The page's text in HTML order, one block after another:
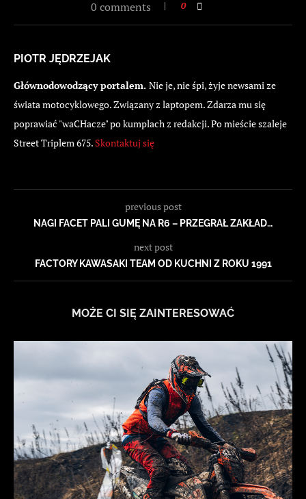
0 comments 0
PIOTR JĘDRZEJAK
Głównodowodzący portalem. Nie je, nie śpi, żyje newsami ze
świata motocyklowego. Związany z laptopem. Zdarza mu się
poprawiać "waCHacze" po kumplach z redakcji. Po mieście szaleje
Street Triplem 675. Skontaktuj się
previous post
NAGI FACET PALI GUMĘ NA R6 – PRZEGRAŁ ZAKŁAD…
next post
FACTORY KAWASAKI TEAM OD KUCHNI Z ROKU 1991
MOŻE CI SIĘ ZAINTERESOWAĆ